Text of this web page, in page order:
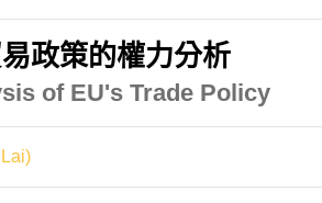
政策的權力分析
of EU's Trade Policy